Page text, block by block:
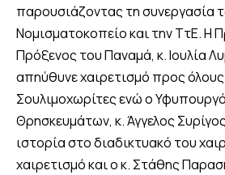
παρουσιάζοντας τη συνεργασία
Νομισματοκοπείο και την ΤτΕ. Η
Πρόξενος του Παναμά, κ. Ιουλία
απηύθυνε χαιρετισμό προς
Σουλιμοχωρίτες ενώ ο
Θρησκευμάτων, κ. Άγγελος
ιστορία στο διαδικτυακό του
χαιρετισμό και ο κ. Στάθης